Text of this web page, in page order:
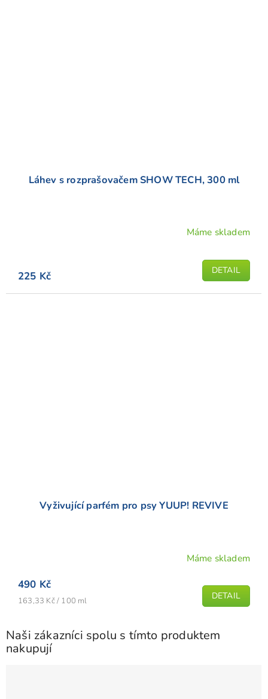
Láhev s rozprašovačem SHOW TECH, 300 ml
Máme skladem
225 Kč DETAIL
Vyživující parfém pro psy YUUP! REVIVE
Máme skladem
490 Kč
Měrná
163,33 Kč / 100 ml DETAIL
Naši zákazníci spolu s tímto produktem
nakupují